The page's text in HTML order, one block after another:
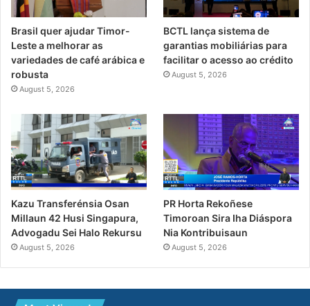
Brasil quer ajudar Timor-
Leste a melhorar as
variedades de café arábica e
robusta
August 5, 2026
BCTL lança sistema de
garantias mobiliárias para
facilitar o acesso ao crédito
August 5, 2026
Kazu Transferénsia Osan
Millaun 42 Husi Singapura,
Advogadu Sei Halo Rekursu
August 5, 2026
PR Horta Rekoñese
Timoroan Sira Iha Diáspora
Nia Kontribuisaun
August 5, 2026